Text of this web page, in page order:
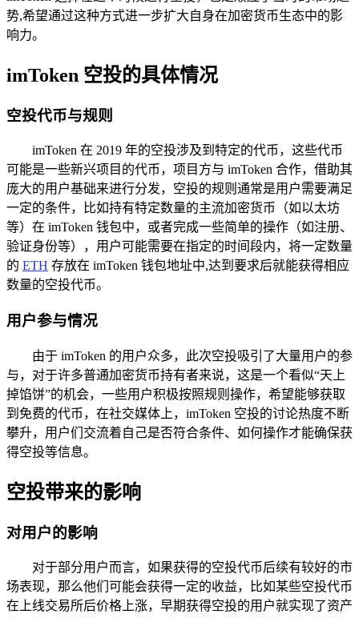
势,希望通过这种方式进一步扩大自身在加密货币生态中的影
响力。
imToken 空投的具体情况
空投代币与规则
imToken 在 2019 年的空投涉及到特定的代币，这些代币
可能是一些新兴项目的代币，项目方与 imToken 合作，借助其
庞大的用户基础来进行分发，空投的规则通常是用户需要满足
一定的条件，比如持有特定数量的主流加密货币（如以太坊
等）在 imToken 钱包中，或者完成一些简单的操作（如注册、
验证身份等），用户可能需要在指定的时间段内，将一定数量
的 ETH 存放在 imToken 钱包地址中,达到要求后就能获得相应
数量的空投代币。
用户参与情况
由于 imToken 的用户众多，此次空投吸引了大量用户的参
与，对于许多普通加密货币持有者来说，这是一个看似“天上
掉馅饼”的机会，一些用户积极按照规则操作，希望能够获取
到免费的代币，在社交媒体上，imToken 空投的讨论热度不断
攀升，用户们交流着自己是否符合条件、如何操作才能确保获
得空投等信息。
空投带来的影响
对用户的影响
对于部分用户而言，如果获得的空投代币后续有较好的市
场表现，那么他们可能会获得一定的收益，比如某些空投代币
在上线交易所后价格上涨，早期获得空投的用户就实现了资产